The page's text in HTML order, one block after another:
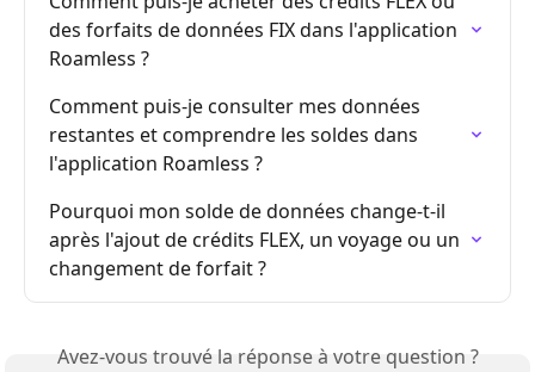
des forfaits de données FIX dans l'application
Roamless ?
Comment puis-je consulter mes données
restantes et comprendre les soldes dans
l'application Roamless ?
Pourquoi mon solde de données change-t-il
après l'ajout de crédits FLEX, un voyage ou un
changement de forfait ?
Avez-vous trouvé la réponse à votre question ?